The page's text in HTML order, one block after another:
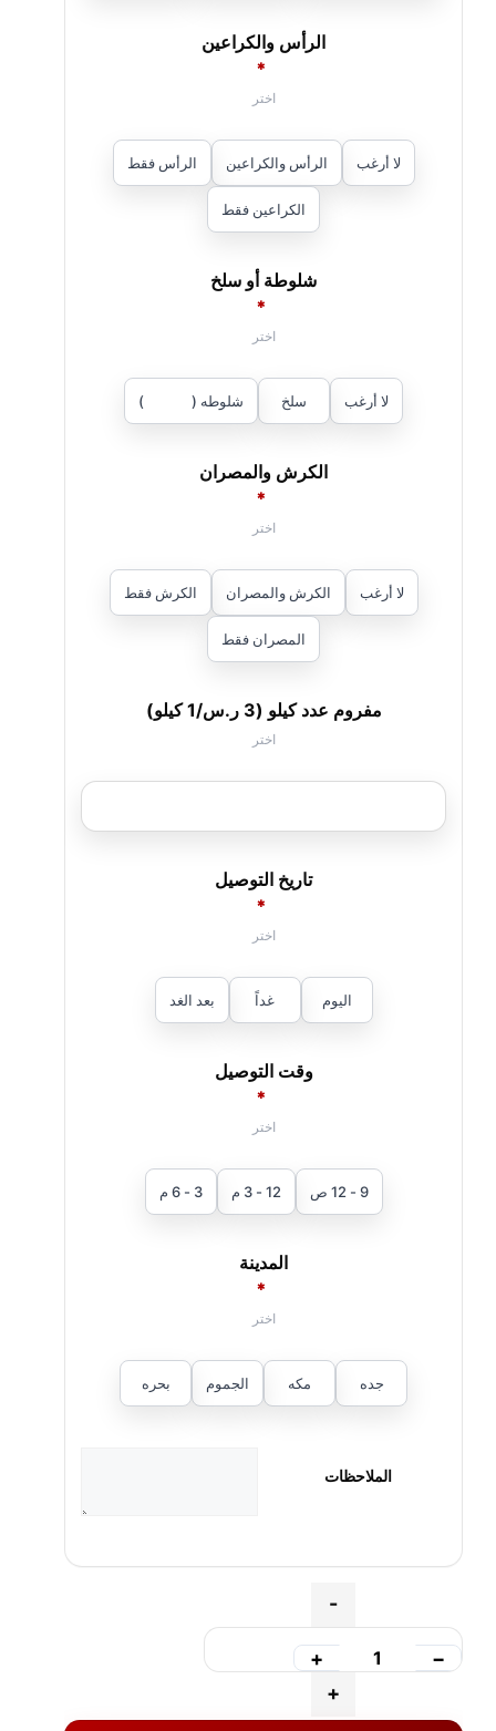
الرأس والكراعين
*
لا أرغب الرأس والكراعين الرأس فقط
الكراعين فقط
شلوطة أو سلخ
*
لا أرغب سلخ شلوطه ( )
الكرش والمصران
*
لا أرغب الكرش والمصران الكرش فقط
المصران فقط
مفروم عدد كيلو (3 ر.س/1 كيلو)
تاريخ التوصيل
*
اليوم غداً بعد الغد
وقت التوصيل
*
9 - 12 ص 12 - 3 م 3 - 6 م
المدينة
*
جده مكه الجموم بحره
الملاحظات
-
−
+
+